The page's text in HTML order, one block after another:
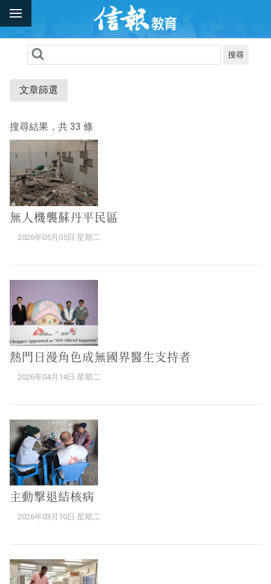
搜尋
文章篩選
搜尋結果，共 33 條
無人機襲蘇丹平民區
2026年05月05日 星期二
熱門日漫角色成無國界醫生支持者
2026年04月14日 星期二
主動撃退結核病
2026年03月10日 星期二